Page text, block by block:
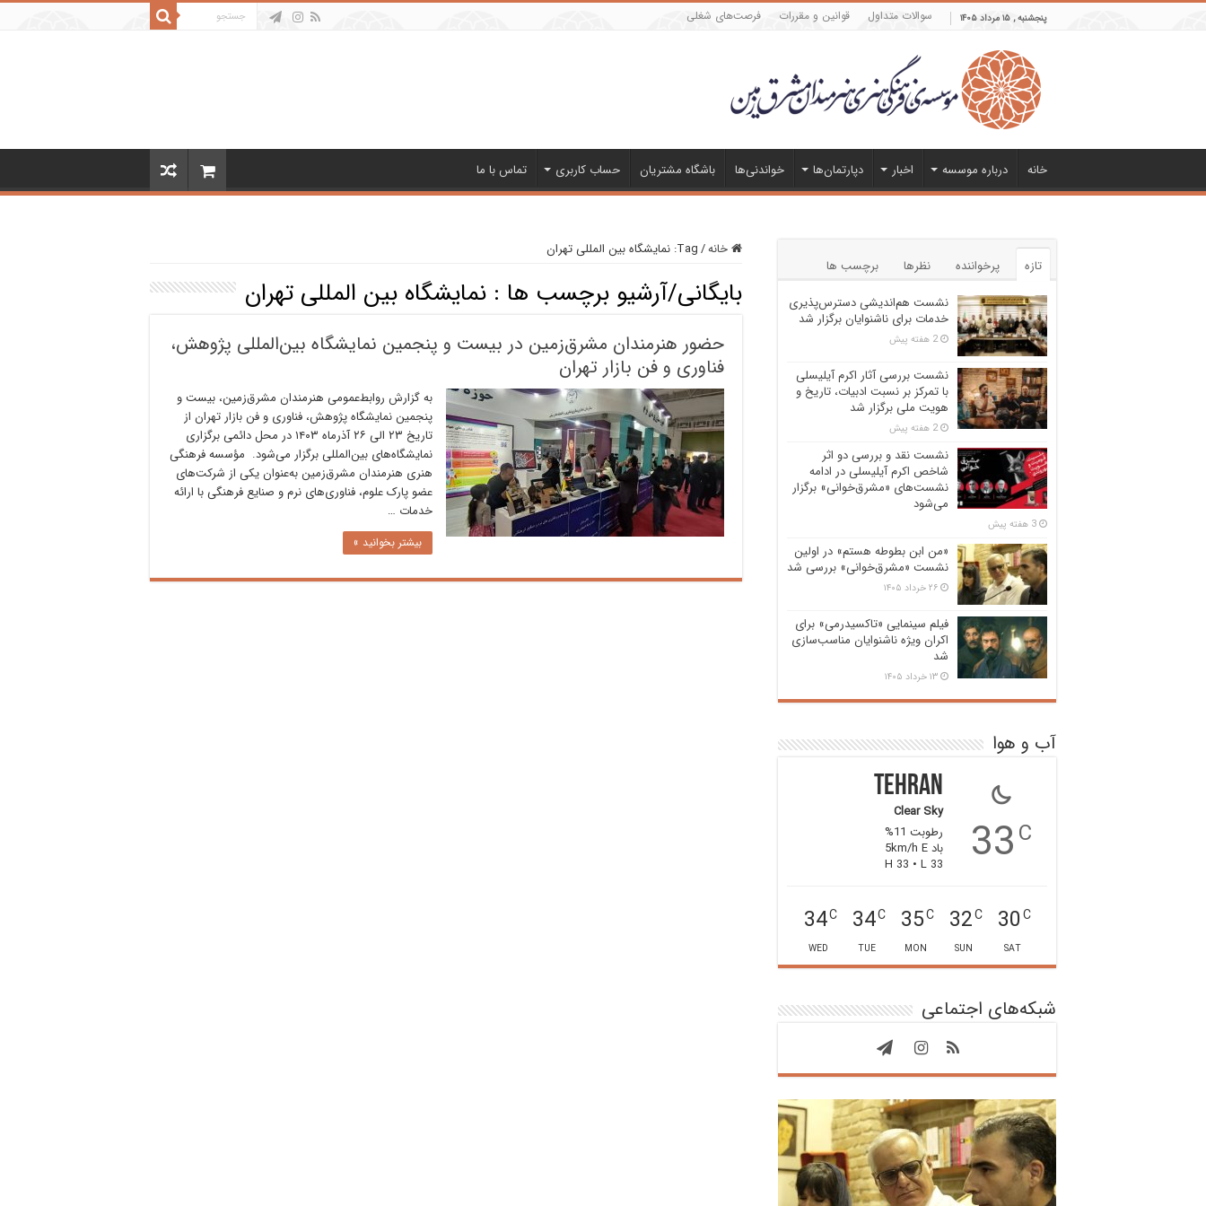
پنجشنبه , ۱۵ مرداد ۱۴۰۵ سوالات متداول قوانین و مقررات فرصت‌های شغلی
خانه درباره موسسه اخبار دپارتمان‌ها خواندنی‌ها باشگاه مشتریان حساب کاربری تماس با ما
خانه/
Tag: نمایشگاه بین المللی تهران
بایگانی/آرشیو برچسب ها : نمایشگاه بین المللی تهران
حضور هنرمندان مشرق‌زمین در بیست و پنجمین نمایشگاه بین‌المللی پژوهش،
فناوری و فن بازار تهران
به گزارش روابط‌عمومی هنرمندان مشرق‌زمین، بیست و
پنجمین نمایشگاه پژوهش، فناوری و فن بازار تهران از
تاریخ ۲۳ الی ۲۶ آذرماه ۱۴۰۳ در محل دائمی برگزاری
نمایشگاه‌های بین‌المللی برگزار می‌شود. مؤسسه فرهنگی
هنری هنرمندان مشرق‌زمین به‌عنوان یکی از شرکت‌های
عضو پارک علوم، فناوری‌های نرم و صنایع فرهنگی با ارائه
خدمات …
بیشتر بخوانید »
تازه پرخواننده نظرها
برچسب ها
نشست هم‌اندیشی دسترس‌پذیری
خدمات برای ناشنوایان برگزار شد
2 هفته پیش
نشست بررسی آثار اکرم آیلیسلی
با تمرکز بر نسبت ادبیات، تاریخ و
هویت ملی برگزار شد
2 هفته پیش
نشست نقد و بررسی دو اثر
شاخص اکرم آیلیسلی در ادامه
نشست‌های «مشرق‌خوانی» برگزار
می‌شود
3 هفته پیش
«من ابن بطوطه هستم» در اولین
نشست «مشرق‌خوانی» بررسی شد
۲۶ خرداد ۱۴۰۵
فیلم سینمایی «تاکسیدرمی» برای
اکران ویژه ناشنوایان مناسب‌سازی
شد
۱۳ خرداد ۱۴۰۵
آب و هوا
33C
Tehran
Clear Sky
رطوبت 11%
باد 5km/h E
H 33 • L 33
30C
SAT
32C
SUN
35C
MON
34C
TUE
34C
WED
شبکه‌های اجتماعی